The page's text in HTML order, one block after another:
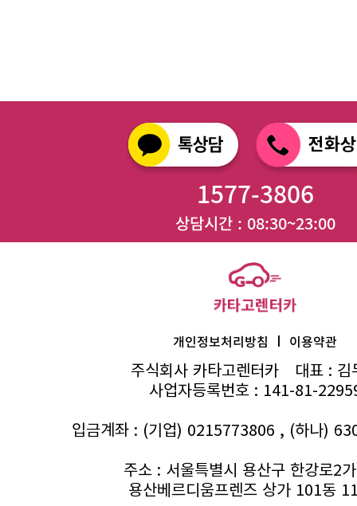
1577-3806
상담시간 : 08:30~23:00
개인정보처리방침 I 이용약관
주식회사 카타고렌터카
대표 : 김
사업자등록번호 : 141-81-
입금계좌 : (기업) 0215773806 , (하나)
주소 : 서울특별시 용산구 한강로2
용산베르디움프렌즈 상가 101동